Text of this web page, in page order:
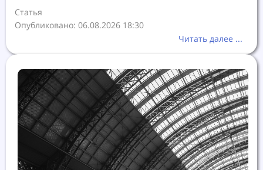
Статья
Опубликовано: 06.08.2026 18:30
Читать далее ...